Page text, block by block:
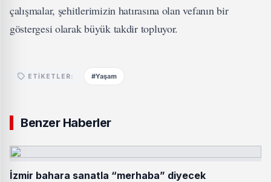
çalışmalar, şehitlerimizin hatırasına olan vefanın bir
göstergesi olarak büyük takdir topluyor.
ETIKETLER: #Yaşam
Benzer Haberler
İzmir bahara sanatla “merhaba” diyecek